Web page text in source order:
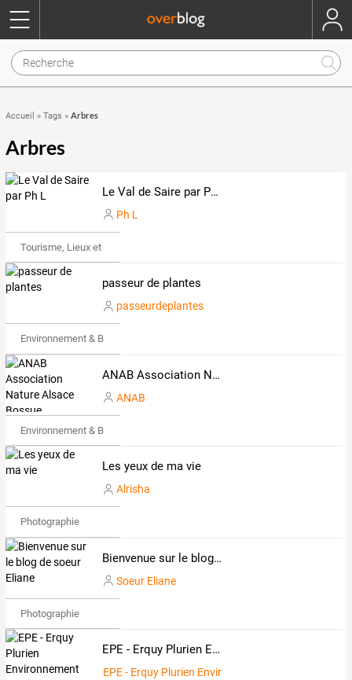
Accueil » Tags » Arbres
Arbres
Le Val de Saire par Ph L
Ph L
Tourisme, Lieux et Événements
passeur de plantes
passeurdeplantes
Environnement & Bio
ANAB Association Nature Alsace Bossue
ANAB
Environnement & Bio
Les yeux de ma vie
Alrisha
Photographie
Bienvenue sur le blog de soeur Eliane
Soeur Eliane
Photographie
EPE - Erquy Plurien Environnement
EPE - Erquy Plurien Environnement